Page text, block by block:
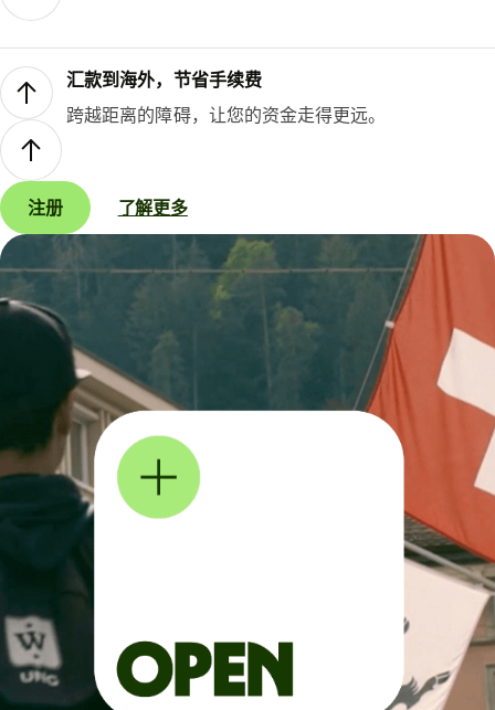
汇款到海外，节省手续费
跨越距离的障碍，让您的资金走得更远。
注册 了解更多